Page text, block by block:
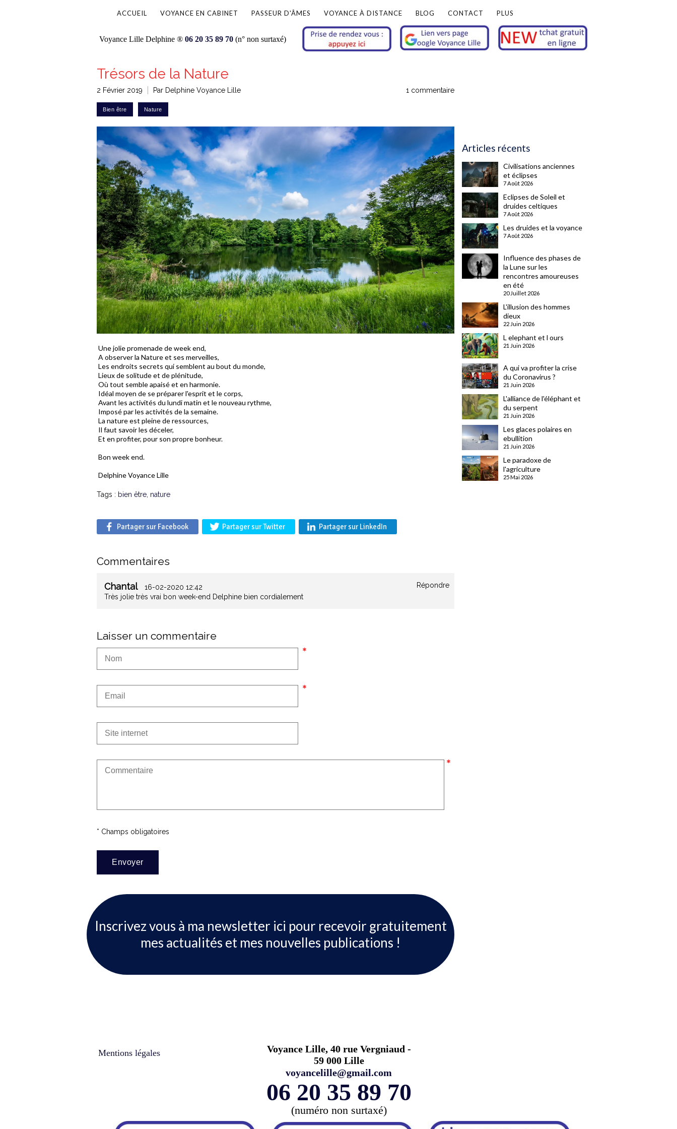
Voyance Lille Delphine ® 06 20 35 89 70 (n° non surtaxé)
ACCUEIL VOYANCE EN CABINET PASSEUR D'ÂMES VOYANCE À DISTANCE BLOG CONTACT PLUS
Trésors de la Nature
2 Février 2019 Par Delphine Voyance Lille 1 commentaire
Une jolie promenade de week end,
A observer la Nature et ses merveilles,
Les endroits secrets qui semblent au bout du monde,
Lieux de solitude et de plénitude,
Où tout semble apaisé et en harmonie.
Idéal moyen de se préparer l'esprit et le corps,
Avant les activités du lundi matin et le nouveau rythme,
Imposé par les activités de la semaine.
La nature est pleine de ressources,
Il faut savoir les déceler,
Et en profiter, pour son propre bonheur.
Bon week end.
Delphine Voyance Lille
Tags : bien être nature
Partager sur Facebook Partager sur Twitter Partager sur LinkedIn
Commentaires
Chantal 16-02-2020 12:42
Répondre
Très jolie très vrai bon week-end Delphine bien cordialement
Laisser un commentaire
* Champs obligatoires
Articles récents
Civilisations anciennes
et éclipses
7 Août 2026
Eclipses de Soleil et
druides celtiques
7 Août 2026
Les druides et la voyance
7 Août 2026
Influence des phases de
la Lune sur les
rencontres amoureuses
en été
20 Juillet 2026
L'illusion des hommes
dieux
22 Juin 2026
L elephant et l ours
21 Juin 2026
A qui va profiter la crise
du Coronavirus ?
21 Juin 2026
L'alliance de l'éléphant et
du serpent
21 Juin 2026
Les glaces polaires en
ebullition
21 Juin 2026
Le paradoxe de
l'agriculture
25 Mai 2026
Inscrivez vous à ma newsletter ici pour recevoir gratuitement
mes actualités et mes nouvelles publications !
Voyance Lille, 40 rue Vergniaud -
59 000 Lille
voyancelille@gmail.com
06 20 35 89 70
(numéro non surtaxé)
Mentions légales